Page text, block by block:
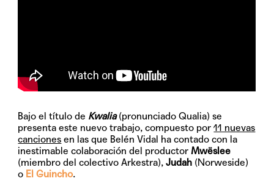
Bajo el título de Kwalia(pronunciado Qualia) se
presenta este nuevo trabajo, compuesto por11 nuevas
canciones en las que Belén Vidal ha contado con la
inestimable colaboración del productor Mwëslee
(miembro del colectivo Arkestra),Judah (Norweside)
o El Guincho.